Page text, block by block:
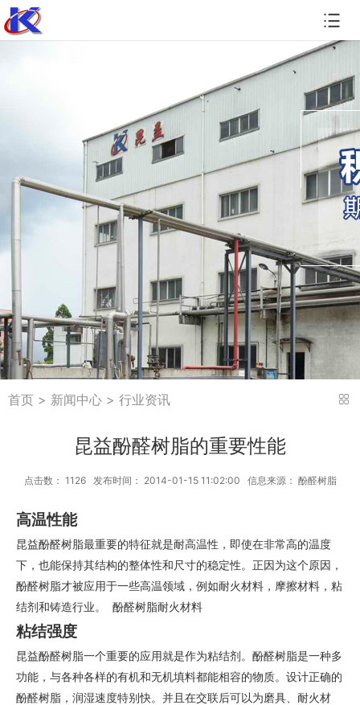
首页 > 新闻中心 > 行业资讯
昆益酚醛树脂的重要性能
点击数： 1126 发布时间： 2014-01-15 11:02:00 信息来源： 酚醛树脂
高温性能
昆益酚醛树脂最重要的特征就是耐高温性，即使在非常高的温度
下，也能保持其结构的整体性和尺寸的稳定性。正因为这个原因，
酚醛树脂才被应用于一些高温领域，例如耐火材料，摩擦材料，粘
结剂和铸造行业。 酚醛树脂耐火材料
粘结强度
昆益酚醛树脂一个重要的应用就是作为粘结剂。酚醛树脂是一种多
功能，与各种各样的有机和无机填料都能相容的物质。设计正确的
酚醛树脂，润湿速度特别快。并且在交联后可以为磨具、耐火材